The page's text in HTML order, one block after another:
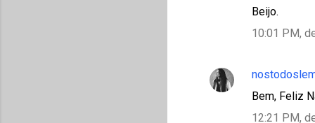
i
Beijo.
10:01 PM,
Bem, Feliz
12:21 PM,